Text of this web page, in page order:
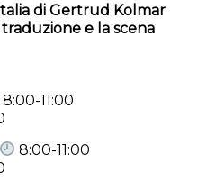
di Gertrud Kolmar
e la scena
8:00-11:00
8:00-11:00